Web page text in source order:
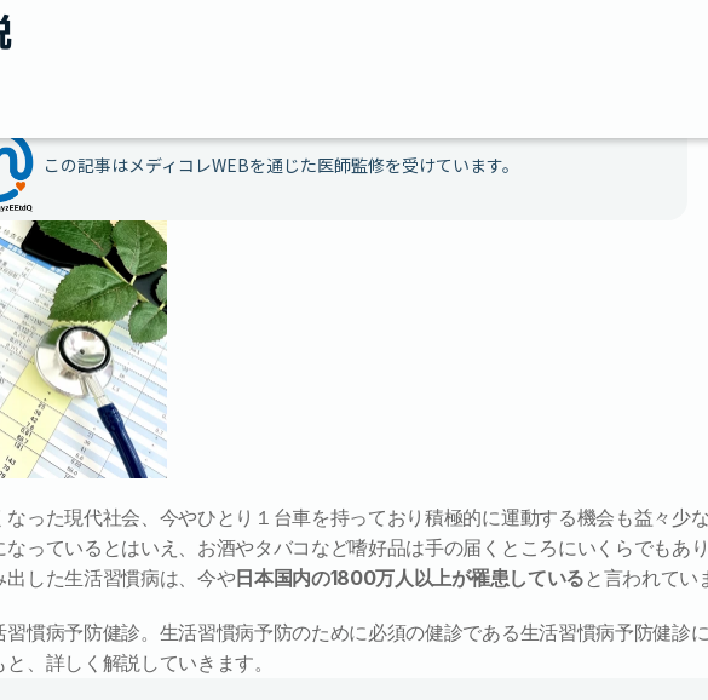
この記事はメディコレWEBを通じた医師監修を受けています。
った現代社会、今やひとり１台車を持っており積極的に運動する機会も益々少な
っているとはいえ、お酒やタバコなど嗜好品は手の届くところにいくらでもあり
した生活習慣病は、今や日本国内の1800万人以上が罹患している と言われてい
慣病予防健診。生活習慣病予防のために必須の健診である生活習慣病予防健診
、詳しく解説していきます。